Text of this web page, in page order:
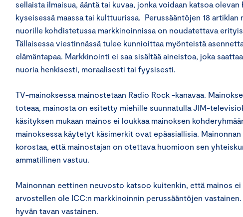
sellaista ilmaisua, ääntä tai kuvaa, jonka voidaan katsoa
kyseisessä maassa tai kulttuurissa. Perussääntöjen 18 artiklan
nuorille kohdistetussa markkinoinnissa on noudatettava
Tällaisessa viestinnässä tulee kunnioittaa myönteistä
elämäntapaa. Markkinointi ei saa sisältää aineistoa, joka
nuoria henkisesti, moraalisesti tai fyysisesti.
TV-mainoksessa mainostetaan Radio Rock -kanavaa.
toteaa, mainosta on esitetty miehille suunnatulla JIM-
käsityksen mukaan mainos ei loukkaa mainoksen
mainoksessa käytetyt käsimerkit ovat epäasiallisia.
korostaa, että mainostajan on otettava huomioon sen
ammatillinen vastuu.
Mainonnan eettinen neuvosto katsoo kuitenkin, että mainos ei
arvostellen ole ICC:n markkinoinnin perussääntöjen
hyvän tavan vastainen.